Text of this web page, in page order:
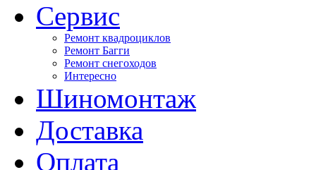
Сервис
Ремонт квадроциклов
Ремонт Багги
Ремонт снегоходов
Интересно
Шиномонтаж
Доставка
Оплата